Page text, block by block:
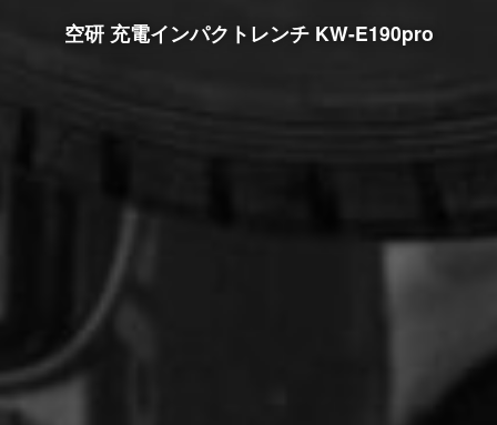
空研 充電インパクトレンチ KW-E190pro